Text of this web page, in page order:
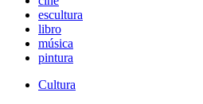
escultura
libro
música
pintura
Cultura